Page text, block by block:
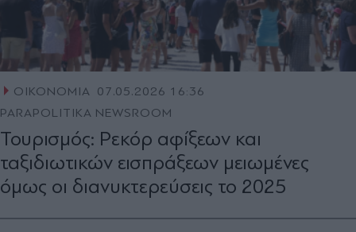
ΟΙΚΟΝΟΜΙΑ 07.05.2026 16:36
PARAPOLITIKA NEWSROOM
Τουρισμός: Ρεκόρ αφίξεων και
ταξιδιωτικών εισπράξεων μειωμένες
όμως οι διανυκτερεύσεις το 2025